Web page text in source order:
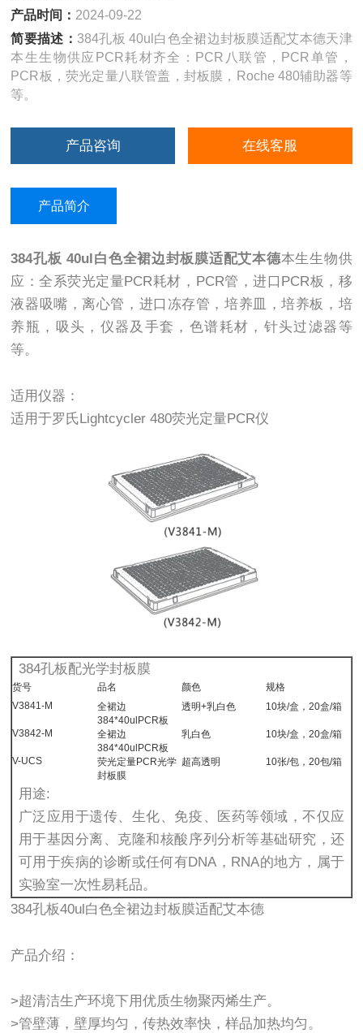
产品时间： 2024-09-22
简要描述： 384孔板 40ul白色全裙边封板膜适配艾本德天津
本生生物供应PCR耗材齐全：PCR八联管，PCR单管，
PCR板，荧光定量八联管盖，封板膜，Roche 480辅助器等
等。
产品咨询 在线客服
产品简介
384孔板 40ul白色全裙边封板膜适配艾本德本生生物供
应：全系荧光定量PCR耗材，PCR管，进口PCR板，移
液器吸嘴，离心管，进口冻存管，培养皿，培养板，培
养瓶，吸头，仪器及手套，色谱耗材，针头过滤器等
等。
适用仪器：
适用于罗氏Lightcycler 480荧光定量PCR仪
384孔板配光学封板膜
货号 品名 颜色
规格
V3841-M
全裙边
384*40ulPCR板
透明+乳白色 10块/盒，20盒/箱
V3842-M
全裙边
384*40ulPCR板
乳白色 10块/盒，20盒/箱
V-UCS
荧光定量PCR光学
封板膜
超高透明 10张/包，20包/箱
用途:
广泛应用于遗传、生化、免疫、医药等领域，不仅应
用于基因分离、克隆和核酸序列分析等基础研究，还
可用于疾病的诊断或任何有DNA，RNA的地方，属于
实验室一次性易耗品。
384孔板40ul白色全裙边封板膜适配艾本德
产品介绍：
>超清洁生产环境下用优质生物聚丙烯生产。
>管壁薄，壁厚均匀，传热效率快，样品加热均匀。